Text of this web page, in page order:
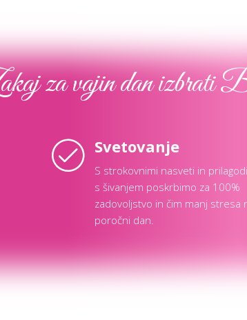
za vajin dan
Svetovanje
S strokovnimi nasveti in
s šivanjem poskrbimo za 100%
zadovoljstvo in čim manj stresa
poročni dan.